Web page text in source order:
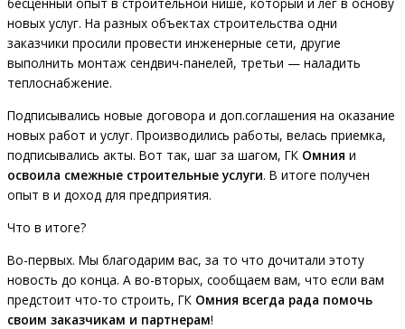
бесценный опыт в строительной нише, который и лёг в основу
новых услуг. На разных объектах строительства одни
заказчики просили провести инженерные сети, другие
выполнить монтаж сендвич-панелей, третьи — наладить
теплоснабжение.
Подписывались новые договора и доп.соглашения на оказание
новых работ и услуг. Производились работы, велась приемка,
подписывались акты. Вот так, шаг за шагом, ГК Омния и
освоила смежные строительные услуги. В итоге получен
опыт в и доход для предприятия.
Что в итоге?
Во-первых. Мы благодарим вас, за то что дочитали этоту
новость до конца. А во-вторых, сообщаем вам, что если вам
предстоит что-то строить, ГК Омния всегда рада помочь
своим заказчикам и партнерам!